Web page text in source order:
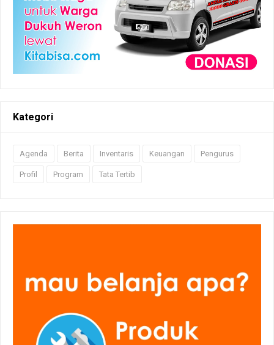
Kategori
Agenda Berita Inventaris Keuangan Pengurus
Profil Program Tata Tertib